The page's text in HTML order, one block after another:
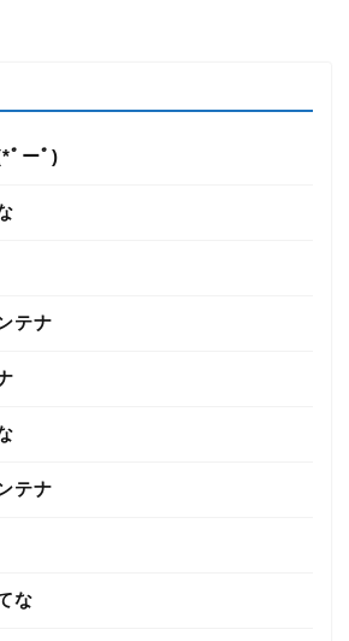
ﾟーﾟ)
テナ
テナ
な